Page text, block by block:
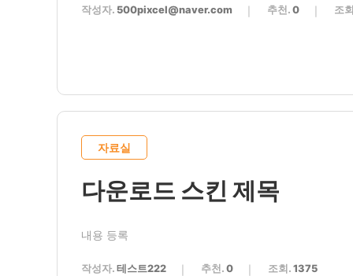
작성자. 500pixcel@naver.com 추천. 0 조
자료실
다운로드 스킨 제목
내용 등록
작성자. 테스트222 추천. 0 조회. 1375